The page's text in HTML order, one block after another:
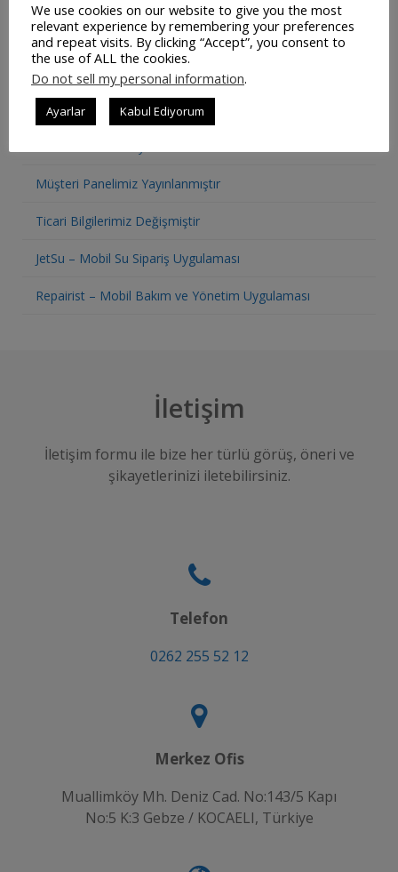
SON YAZILAR
Müşteri Panelimiz Yayınlanmıştır
Ticari Bilgilerimiz Değişmiştir
JetSu – Mobil Su Sipariş Uygulaması
Repairist – Mobil Bakım ve Yönetim Uygulaması
İletişim
İletişim formu ile bize her türlü görüş, öneri ve
şikayetlerinizi iletebilirsiniz.
Telefon
0262 255 52 12
Merkez Ofis
Muallimköy Mh. Deniz Cad. No:143/5 Kapı
No:5 K:3 Gebze / KOCAELI, Türkiye
We use cookies on our website to give you the most
relevant experience by remembering your preferences
and repeat visits. By clicking “Accept”, you consent to
the use of ALL the cookies.
Do not sell my personal information.
Ayarlar Kabul Ediyorum